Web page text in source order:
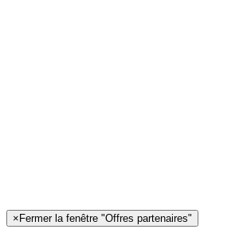
× Fermer la fenêtre "Offres partenaires"